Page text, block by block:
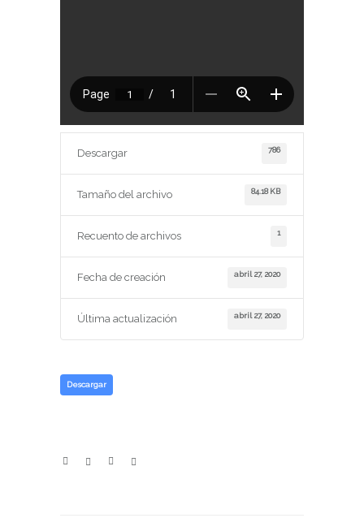
Descargar 786
Tamaño del archivo 84.18 KB
Recuento de archivos 1
Fecha de creación abril 27, 2020
Última actualización abril 27, 2020
Descargar